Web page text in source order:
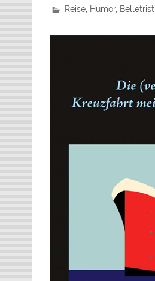
Reise, Humor,